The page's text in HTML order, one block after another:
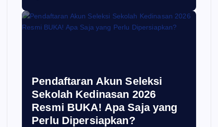
Pendaftaran Akun Seleksi
Sekolah Kedinasan 2026
Resmi BUKA! Apa Saja yang
Perlu Dipersiapkan?